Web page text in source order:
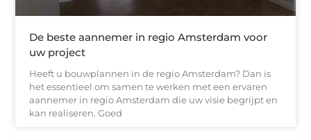
De beste aannemer in regio Amsterdam voor
uw project
Heeft u bouwplannen in de regio Amsterdam? Dan is
het essentieel om samen te werken met een ervaren
aannemer in regio Amsterdam die uw visie begrijpt en
kan realiseren. Goed